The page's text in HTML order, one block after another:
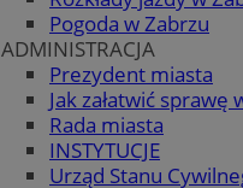
Pogoda w Zabrzu
ADMINISTRACJA
Prezydent miasta
Jak załatwić sprawę
Rada miasta
INSTYTUCJE
Urząd Stanu